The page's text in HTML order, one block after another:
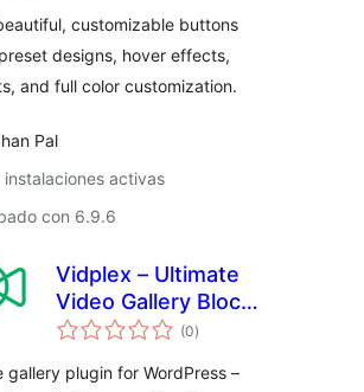
customizable buttons
designs, hover effects,
and full color customization.
Pal
instalaciones activas
con 6.9.6
Vidplex – Ultimate
Video Gallery Block
for YouTube in
(0valoraciones
en
)
gallery plugin for WordPress –